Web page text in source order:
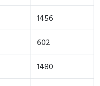
1456
602
1480